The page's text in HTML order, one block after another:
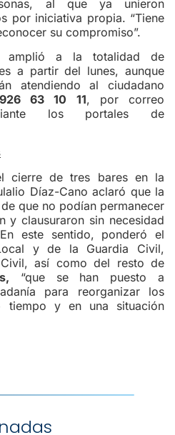
al que ya unieron
por iniciativa propia. “Tiene
su compromiso”.
amplió a la totalidad de
a partir del lunes, aunque
atendiendo al ciudadano
926 63 10 11, por correo
los portales de
cierre de tres bares en la
Díaz-Cano aclaró que la
que no podían permanecer
y clausuraron sin necesidad
este sentido, ponderó el
y de la Guardia Civil,
así como del resto de
“que se han puesto a
para reorganizar los
tiempo y en una situación